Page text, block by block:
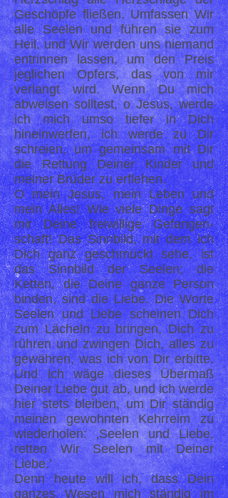
Geschöpfe fließen. Umfassen Wir
alle Seelen und führen sie zum
Heil, und Wir werden uns niemand
entrinnen lassen, um den Preis
jeglichen Opfers, das von mir
verlangt wird. Wenn Du mich
abweisen solltest, o Jesus, werde
ich mich umso tiefer in Dich
hineinwerfen, ich werde zu Dir
schreien, um gemeinsam mit Dir
die Rettung Deiner Kinder und
meiner Brüder zu erflehen.
O mein Jesus, mein Leben und
mein Alles! Wie viele Dinge sagt
mir Deine freiwillige Gefangen-
schaft! Das Sinnbild, mit dem ich
Dich ganz geschmückt sehe, ist
das Sinnbild der Seelen; die
Ketten, die Deine ganze Person
binden, sind die Liebe. Die Worte
Seelen und Liebe scheinen Dich
zum Lächeln zu bringen, Dich zu
rühren und zwingen Dich, alles zu
gewähren, was ich von Dir erbitte.
Und ich wäge dieses Übermaß
Deiner Liebe gut ab, und ich werde
hier stets bleiben, um Dir ständig
meinen gewohnten Kehrreim zu
wiederholen: ‚Seelen und Liebe,
retten Wir Seelen mit Deiner
Liebe.’
Denn heute will ich, dass Dein
ganzes Wesen mich ständig im